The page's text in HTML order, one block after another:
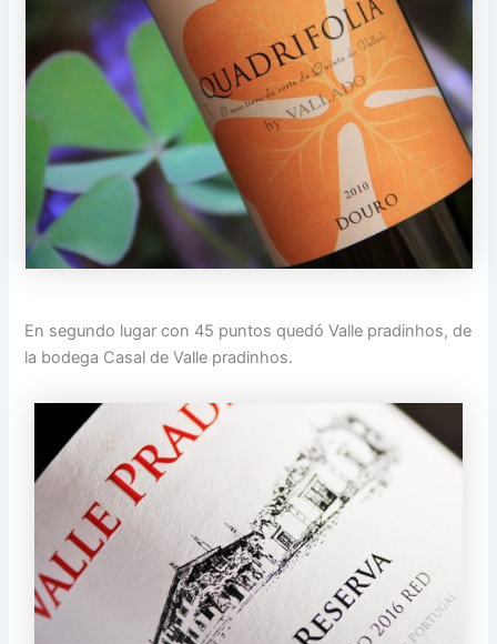
En segundo lugar con 45 puntos quedó Valle pradinhos, de
la bodega Casal de Valle pradinhos.